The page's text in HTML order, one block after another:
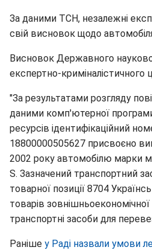
За даними ТСН, незалежні
свій висновок щодо
Висновок Державного
експертно-криміналістичного
"За результатами розгляду
даними комп'ютерної
ресурсів ідентифікаційний
18800000505627 присвоєно
2002 року автомобілю марки
S. Зазначений транспортний
товарної позиції 8704
товарів зовнішньоекономічної
транспортні засоби для
Раніше у Раді назвали умови